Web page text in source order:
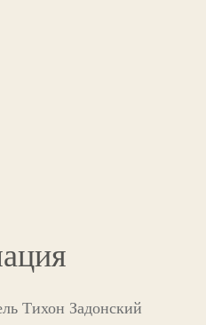
Тихон Задонский